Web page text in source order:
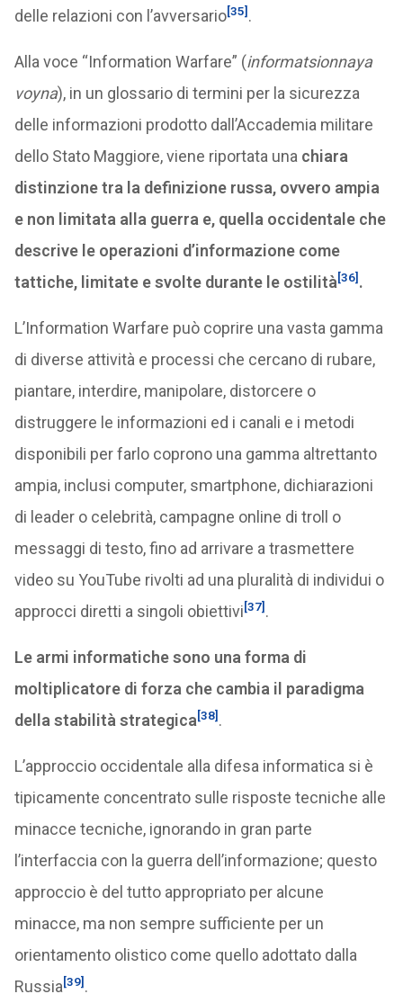
delle relazioni con l’avversario[35] .
Alla voce “Information Warfare” (informatsionnaya
voyna), in un glossario di termini per la sicurezza
delle informazioni prodotto dall’Accademia militare
dello Stato Maggiore, viene riportata una chiara
distinzione tra la definizione russa, ovvero ampia
e non limitata alla guerra e, quella occidentale che
descrive le operazioni d’informazione come
tattiche, limitate e svolte durante le ostilità[36] .
L’Information Warfare può coprire una vasta gamma
di diverse attività e processi che cercano di rubare,
piantare, interdire, manipolare, distorcere o
distruggere le informazioni ed i canali e i metodi
disponibili per farlo coprono una gamma altrettanto
ampia, inclusi computer, smartphone, dichiarazioni
di leader o celebrità, campagne online di troll o
messaggi di testo, fino ad arrivare a trasmettere
video su YouTube rivolti ad una pluralità di individui o
approcci diretti a singoli obiettivi[37] .
Le armi informatiche sono una forma di
moltiplicatore di forza che cambia il paradigma
della stabilità strategica[38] .
L’approccio occidentale alla difesa informatica si è
tipicamente concentrato sulle risposte tecniche alle
minacce tecniche, ignorando in gran parte
l’interfaccia con la guerra dell’informazione; questo
approccio è del tutto appropriato per alcune
minacce, ma non sempre sufficiente per un
orientamento olistico come quello adottato dalla
Russia[39] .